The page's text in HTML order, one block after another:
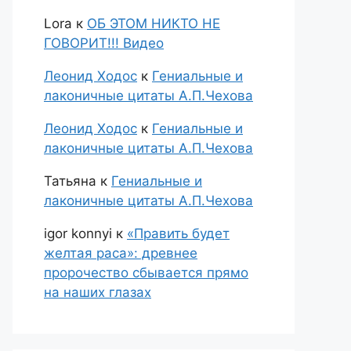
Lora к ОБ ЭТОМ НИКТО НЕ
ГОВОРИТ!!! Видео
Леонид Ходос к Гениальные и
лаконичные цитаты А.П.Чехова
Леонид Ходос к Гениальные и
лаконичные цитаты А.П.Чехова
Татьяна к Гениальные и
лаконичные цитаты А.П.Чехова
igor konnyi к «Править будет
желтая раса»: древнее
пророчество сбывается прямо
на наших глазах